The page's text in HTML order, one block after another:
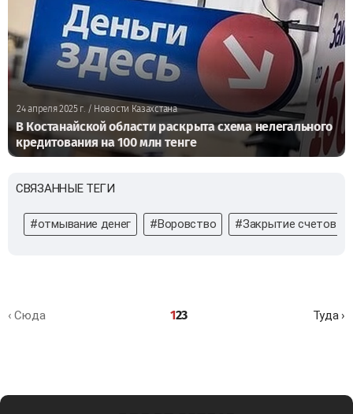
24 апреля 2025 г./ Новости Казахстана
В Костанайской области раскрыта схема нелегального
кредитования на 100 млн тенге
СВЯЗАННЫЕ ТЕГИ
#отмывание денег #Воровство #Закрытие счетов
‹ Сюда 123 Туда ›